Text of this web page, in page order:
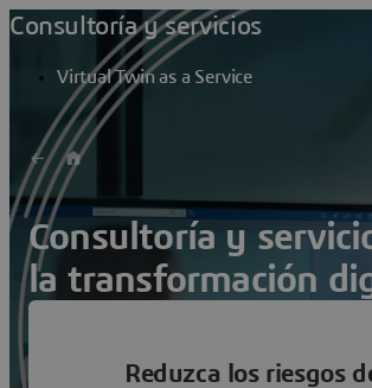
Consultoría y servicios
Virtual Twin as a Service
Consultoría y
la transformación
compromiso de valor
Reduzca los riesgos